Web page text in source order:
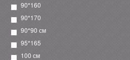
90*160
90*170
90*90 см
95*165
100 см